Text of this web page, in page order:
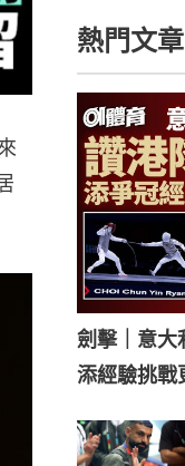
熱門文章
劍擊｜意
添經驗挑戰